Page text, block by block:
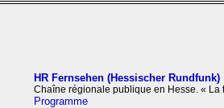
HR Fernsehen (Hessischer Rundfunk)
Chaîne régionale publique en Hesse. « La
Programme